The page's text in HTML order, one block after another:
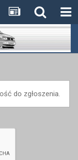
do zgłoszenia.